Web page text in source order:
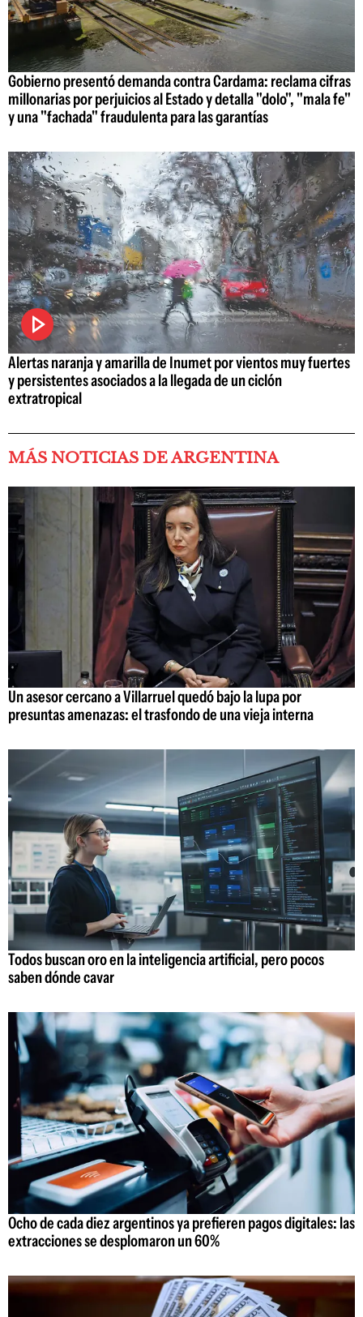
Gobierno presentó demanda contra Cardama: reclama cifras
millonarias por perjuicios al Estado y detalla "dolo", "mala fe"
y una "fachada" fraudulenta para las garantías
Alertas naranja y amarilla de Inumet por vientos muy fuertes
y persistentes asociados a la llegada de un ciclón
extratropical
MÁS NOTICIAS DE ARGENTINA
Un asesor cercano a Villarruel quedó bajo la lupa por
presuntas amenazas: el trasfondo de una vieja interna
Todos buscan oro en la inteligencia artificial, pero pocos
saben dónde cavar
Ocho de cada diez argentinos ya prefieren pagos digitales: las
extracciones se desplomaron un 60%